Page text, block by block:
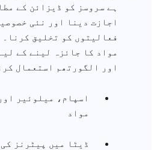
ہے سروسز کو ڈیزائن کے
اجازت دینا اور نئی
فعالیتوں کو تخلیق
مواد کا جائزہ لینے کے
اور الگورتھم استعمال
اسپام، میلوئیر
مواد
ڈیٹا میں پیٹرنز